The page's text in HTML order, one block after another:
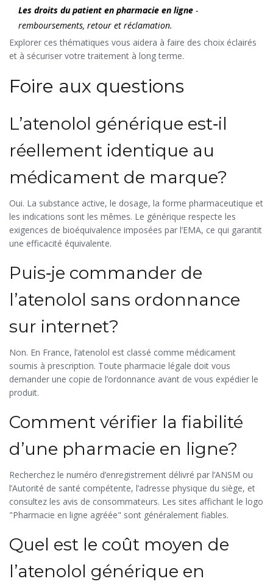
Les droits du patient en pharmacie en ligne -
remboursements, retour et réclamation.
Explorer ces thématiques vous aidera à faire des choix éclairés
et à sécuriser votre traitement à long terme.
Foire aux questions
L’atenolol générique est‑il
réellement identique au
médicament de marque?
Oui. La substance active, le dosage, la forme pharmaceutique et
les indications sont les mêmes. Le générique respecte les
exigences de bioéquivalence imposées par l’EMA, ce qui garantit
une efficacité équivalente.
Puis‑je commander de
l’atenolol sans ordonnance
sur internet?
Non. En France, l’atenolol est classé comme médicament
soumis à prescription. Toute pharmacie légale doit vous
demander une copie de l’ordonnance avant de vous expédier le
produit.
Comment vérifier la fiabilité
d’une pharmacie en ligne?
Recherchez le numéro d’enregistrement délivré par l’ANSM ou
l’Autorité de santé compétente, l’adresse physique du siège, et
consultez les avis de consommateurs. Les sites affichant le logo
"Pharmacie en ligne agréée" sont généralement fiables.
Quel est le coût moyen de
l’atenolol générique en